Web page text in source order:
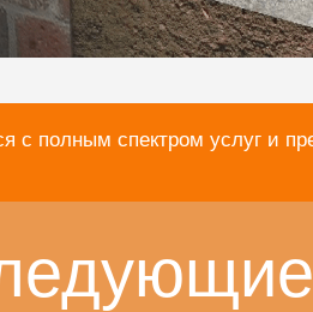
с полным спектром услуг и